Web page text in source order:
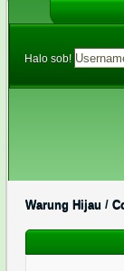
Halo sob!
Warung Hijau /